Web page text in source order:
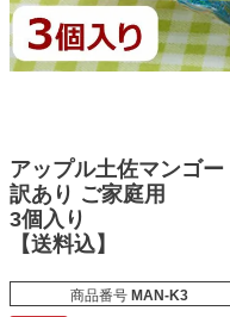
アップル土佐マンゴー
訳あり ご家庭用
3個入り
【送料込】
商品番号 MAN-K3